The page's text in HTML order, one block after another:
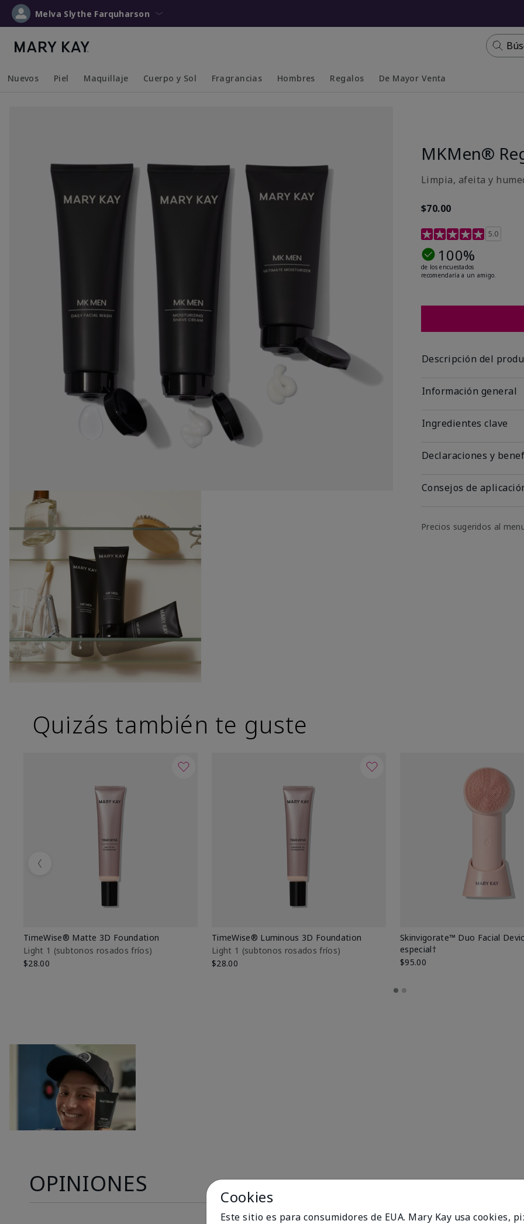
Melva Slythe Farquharson
Nuevos Piel Maquillaje Cuerpo y Sol Fragrancias Hombres Regalos De Mayor Venta
MKMen®
Limpia, afeita y
$70.00
Calificación de clientes
5.0
100%
de los encuestados
recomendaría a un amigo.
Descripción del
Información general
Ingredientes clave
Declaraciones y
Consejos de
Precios sugeridos al
Quizás también te guste
TimeWise® Matte 3D Foundation
Light 1​ (subtonos rosados fríos)
$28.00
TimeWise® Luminous 3D Foundation
Light 1​ (subtonos rosados fríos)
$28.00
Skinvigorate™ Duo Facial
especial†
$95.00
Previous
OPINIONES Cookies
Este sitio es para consumidores de EUA. Mary Kay usa cookies,